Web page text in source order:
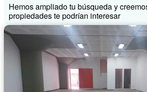
Hemos ampliado tu búsqueda y
propiedades te podrían interesar